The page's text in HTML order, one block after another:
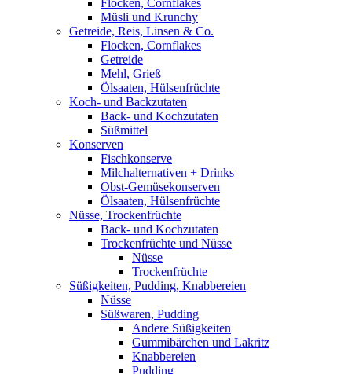
Flocken, Cornflakes
Müsli und Krunchy
Getreide, Reis, Linsen & Co.
Flocken, Cornflakes
Getreide
Mehl, Grieß
Ölsaaten, Hülsenfrüchte
Koch- und Backzutaten
Back- und Kochzutaten
Süßmittel
Konserven
Fischkonserve
Milchalternativen + Drinks
Obst-Gemüsekonserven
Ölsaaten, Hülsenfrüchte
Nüsse, Trockenfrüchte
Back- und Kochzutaten
Trockenfrüchte und Nüsse
Nüsse
Trockenfrüchte
Süßigkeiten, Pudding, Knabbereien
Nüsse
Süßwaren, Pudding
Andere Süßigkeiten
Gummibärchen und Lakritz
Knabbereien
Pudding